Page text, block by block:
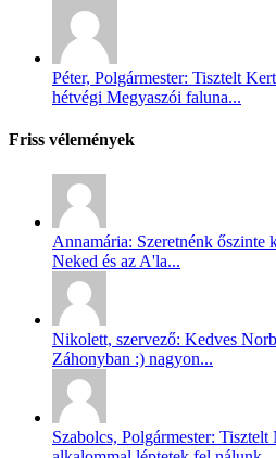
Péter, Polgármester: Tisztelt
hétvégi Megyaszói faluna...
Friss vélemények
Annamária: Szeretnénk őszinte
Neked és az A'la...
Nikolett, szervező: Kedves
Záhonyban :) nagyon...
Szabolcs, Polgármester: